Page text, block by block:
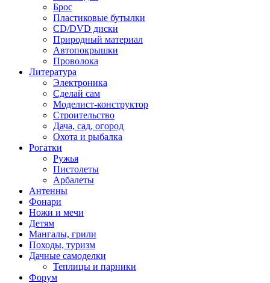
Брос
Пластиковые бутылки
CD/DVD диски
Природный материал
Автопокрышки
Проволока
Литература
Электроника
Сделай сам
Моделист-конструктор
Строительство
Дача, сад, огород
Охота и рыбалка
Рогатки
Ружья
Пистолеты
Арбалеты
Антенны
Фонари
Ножи и мечи
Детям
Мангалы, грили
Походы, туризм
Дачные самоделки
Теплицы и парники
Форум